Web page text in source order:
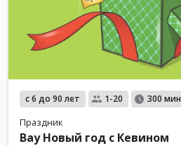
с 6 до 90 лет 1-20 300 мин
Праздник
Вау Новый год с Кевином